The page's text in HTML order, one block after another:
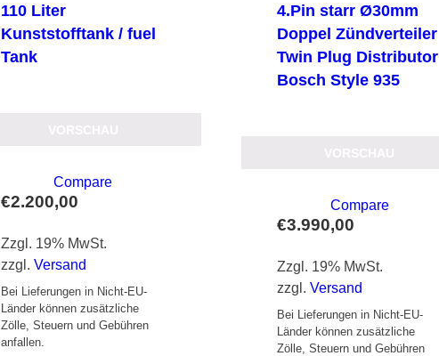
110 Liter
Kunststofftank / fuel
Tank
€2.200,00
Zzgl. 19% MwSt.
zzgl.Versand
Bei Lieferungen in Nicht-EU-
Länder können zusätzliche
Zölle, Steuern und Gebühren
anfallen.
Compare
4.Pin starr Ø30mm
Doppel Zündverteiler
Twin Plug Distributor
Bosch Style 935
€3.990,00
Zzgl. 19% MwSt.
zzgl.Versand
Bei Lieferungen in Nicht-EU-
Länder können zusätzliche
Zölle, Steuern und Gebühren
Compare